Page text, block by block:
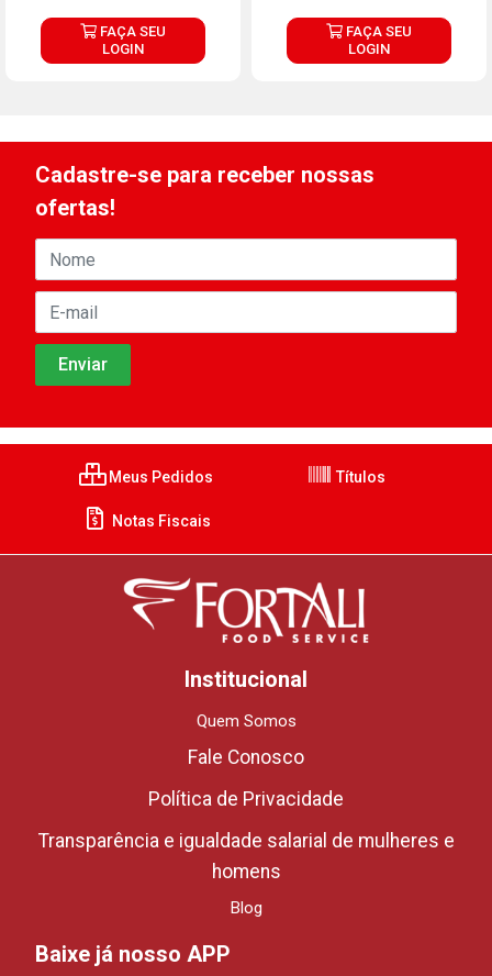
FAÇA SEU
LOGIN
FAÇA SEU
LOGIN
Cadastre-se para receber nossas
ofertas!
Meus Pedidos Títulos
Notas Fiscais
Institucional
Quem Somos
Fale Conosco
Política de Privacidade
Transparência e igualdade salarial de mulheres e
homens
Blog
Baixe já nosso APP